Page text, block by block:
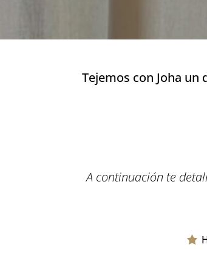
Tejemos con Joha
A continuación te